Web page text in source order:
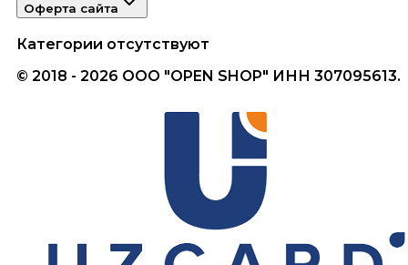
Оферта сайта
Категории отсутствуют
© 2018 - 2026 ООО "OPEN SHOP" ИНН 307095613.